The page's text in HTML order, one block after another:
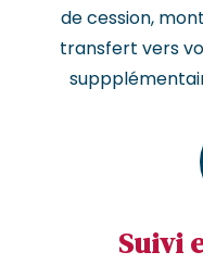
de cession,
transfert vers
Suivi